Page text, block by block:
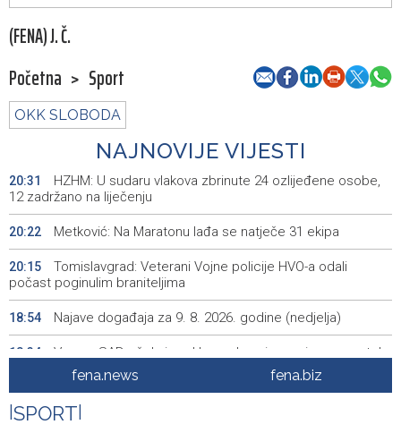
(FENA) J. Č.
Početna > Sport
OKK SLOBODA
NAJNOVIJE VIJESTI
20:31
HZHM: U sudaru vlakova zbrinute 24 ozlijeđene osobe,
12 zadržano na liječenju
20:22 Metković: Na Maratonu lađa se natječe 31 ekipa
20:15
Tomislavgrad: Veterani Vojne policije HVO-a odali
počast poginulim braniteljima
18:54 Najave događaja za 9. 8. 2026. godine (nedjelja)
18:34
Vance: SAD očekuje od Irana da osigura siguran protok
nafte kroz Hormuški moreuz
18:21
Iranski šef sigurnosti: Hormuški moreuz će ostati
zatvoren dok SAD ne ispuni zahtjeve Teherana
fena.news fena.biz
SPORT